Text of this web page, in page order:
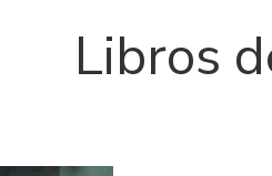
Libros